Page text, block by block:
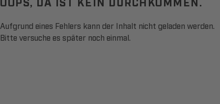
Aufgrund eines Fehlers kann der Inhalt nicht geladen werden.
Bitte versuche es später noch einmal.